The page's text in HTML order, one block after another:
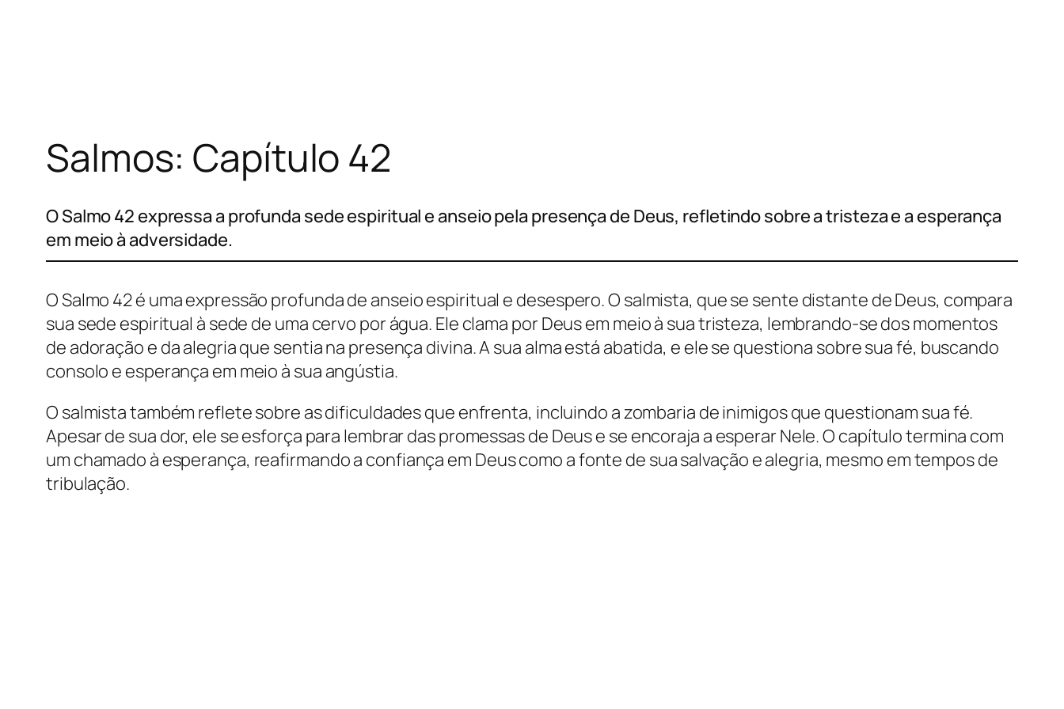
conteúdoSalmos: Capítulo 42
O Salmo 42 expressa a profunda sede espiritual e anseio pela presença de Deus, refletindo sobre a tristeza e a esperança
em meio à adversidade.
O Salmo 42 é uma expressão profunda de anseio espiritual e desespero. O salmista, que se sente distante de Deus, compara
sua sede espiritual à sede de uma cervo por água. Ele clama por Deus em meio à sua tristeza, lembrando-se dos momentos
de adoração e da alegria que sentia na presença divina. A sua alma está abatida, e ele se questiona sobre sua fé, buscando
consolo e esperança em meio à sua angústia.
O salmista também reflete sobre as dificuldades que enfrenta, incluindo a zombaria de inimigos que questionam sua fé.
Apesar de sua dor, ele se esforça para lembrar das promessas de Deus e se encoraja a esperar Nele. O capítulo termina com
um chamado à esperança, reafirmando a confiança em Deus como a fonte de sua salvação e alegria, mesmo em tempos de
tribulação.